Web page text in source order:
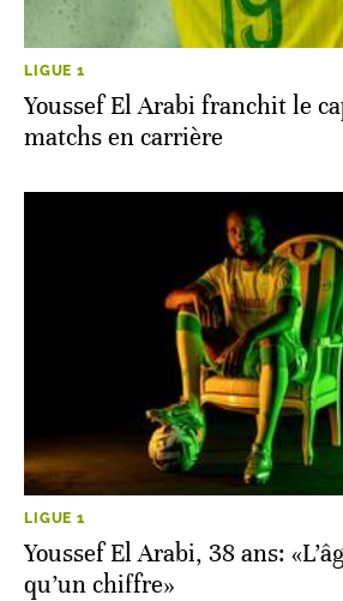
LIGUE 1
Youssef El Arabi franchit le
matchs en carrière
LIGUE 1
Youssef El Arabi, 38 ans:
qu’un chiffre»